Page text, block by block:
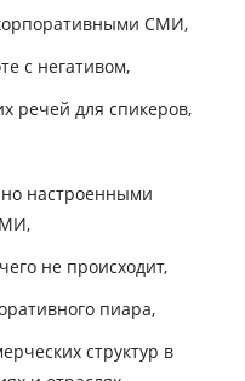
СМИ,
с негативом,
речей для спикеров,
настроенными
не происходит,
пиара,
структур в